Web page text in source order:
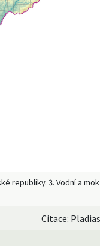
republiky. 3. Vodní a
Citace: